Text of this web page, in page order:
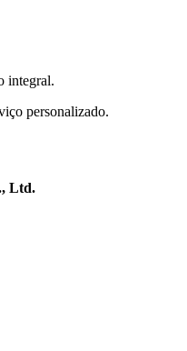
integral.
personalizado.
Ltd.